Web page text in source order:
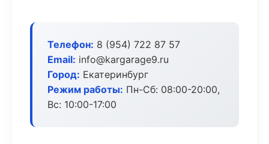
Телефон: 8 (954) 722 87 57
Email: info@kargarage9.ru
Город: Екатеринбург
Режим работы: Пн-Сб: 08:00-20:00,
Вс: 10:00-17:00